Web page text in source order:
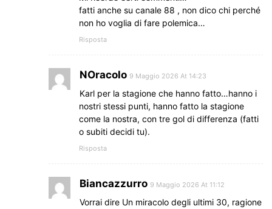
fatti anche su canale 88 , non dico chi perché
non ho voglia di fare polemica…
Risposta
NOracolo 9 Maggio 2026 At 14:23
Karl per la stagione che hanno fatto…hanno i
nostri stessi punti, hanno fatto la stagione
come la nostra, con tre gol di differenza (fatti
o subiti decidi tu).
Risposta
Biancazzurro 9 Maggio 2026 At 11:12
Vorrai dire Un miracolo degli ultimi 30, ragione